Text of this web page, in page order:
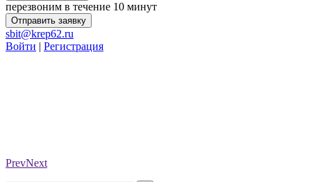
перезвоним в течение 10 минут
Отправить заявку
sbit@krep62.ru
Войти | Регистрация
PrevNext